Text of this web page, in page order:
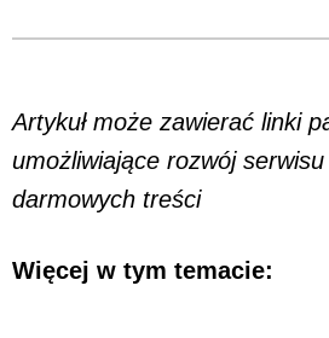
Artykuł może zawierać linki
umożliwiające rozwój
darmowych treści
Więcej w tym temacie: